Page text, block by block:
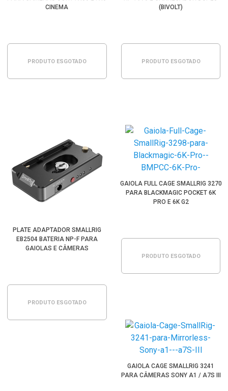
CINEMA
PRODUTO ESGOTADO
(BIVOLT)
PRODUTO ESGOTADO
PLATE ADAPTADOR SMALLRIG
EB2504 BATERIA NP-F PARA
GAIOLAS E CÂMERAS
PRODUTO ESGOTADO
GAIOLA FULL CAGE SMALLRIG 3270
PARA BLACKMAGIC POCKET 6K
PRO E 6K G2
PRODUTO ESGOTADO
GAIOLA CAGE SMALLRIG 3241
PARA CÂMERAS SONY A1 / A7S III